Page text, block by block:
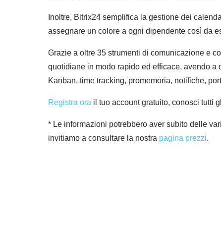
Inoltre, Bitrix24 semplifica la gestione dei
assegnare un colore a ogni dipendente così da
Grazie a oltre 35 strumenti di comunicazione e
quotidiane in modo rapido ed efficace, avendo
Kanban, time tracking, promemoria, notifiche,
Registra ora il tuo account gratuito, conosci tutti
* Le informazioni potrebbero aver subito delle
invitiamo a consultare la nostra pagina prezzi.